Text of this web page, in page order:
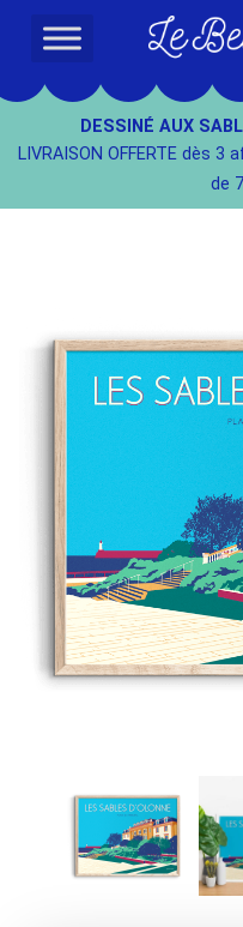
DESSINÉ AUX
LIVRAISON OFFERTE dès
de